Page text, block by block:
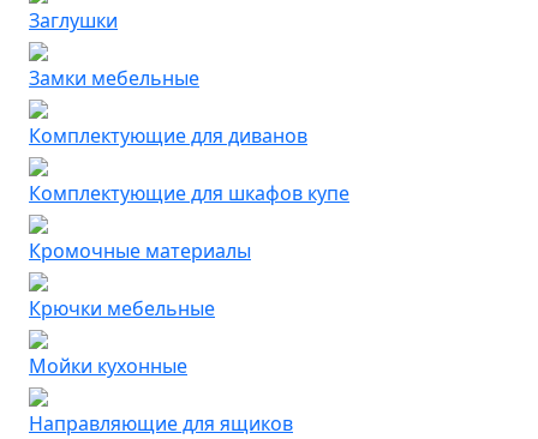
Заглушки
Замки мебельные
Комплектующие для диванов
Комплектующие для шкафов купе
Кромочные материалы
Крючки мебельные
Мойки кухонные
Направляющие для ящиков